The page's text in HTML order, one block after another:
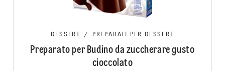
DESSERT / PREPARATI PER DESSERT
Preparato per Budino da zuccherare gusto
cioccolato